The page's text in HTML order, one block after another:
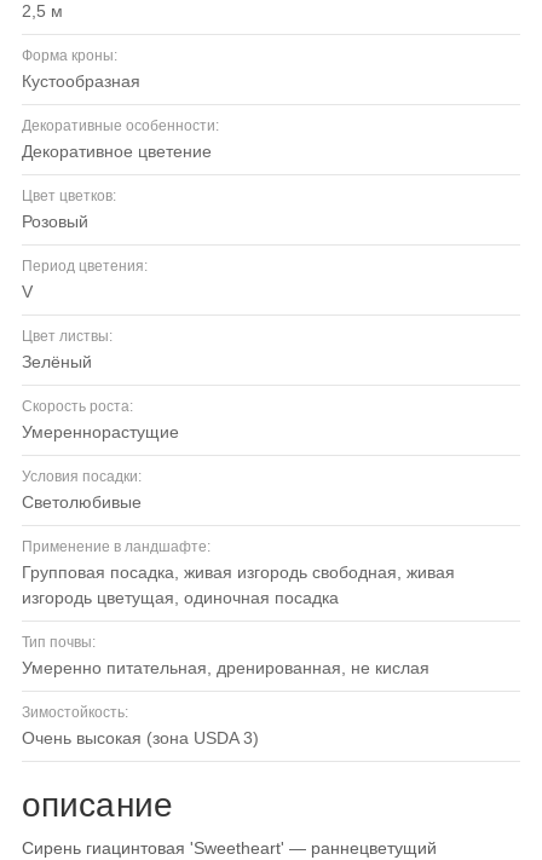
2,5 м
Форма кроны:
кустообразная
Декоративные особенности:
декоративное цветение
Цвет цветков:
розовый
Период цветения:
V
Цвет листвы:
зелёный
Скорость роста:
умереннорастущие
Условия посадки:
светолюбивые
Применение в ландшафте:
групповая посадка, живая изгородь свободная, живая
изгородь цветущая, одиночная посадка
Тип почвы:
умеренно питательная, дренированная, не кислая
Зимостойкость:
очень высокая (зона USDA 3)
описание
Сирень гиацинтовая 'Sweetheart' — раннецветущий